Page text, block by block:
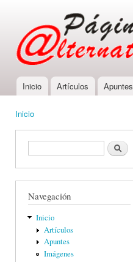
Main menu
Inicio Artículos Apuntes
Inicio
Formulario de búsquedaBuscar
Navegación
Inicio
Artículos
Apuntes
Imágenes